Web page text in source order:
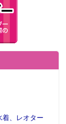
着、レオター